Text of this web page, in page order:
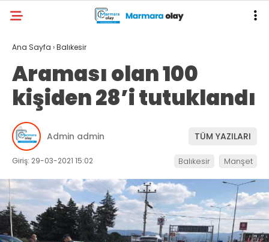
Ana Sayfa ›Balıkesir
Araması olan 100
kişiden 28’i tutuklandı
Admin admin TÜM YAZILARI
Giriş: 29-03-2021 15:02 Balıkesir Manşet